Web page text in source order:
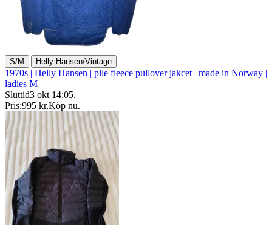
S/M | Helly Hansen/Vintage
1970s | Helly Hansen | pile fleece pullover jakcet | made in Norway |
ladies M
Sluttid3 okt 14:05.
Pris:995 kr,Köp nu.